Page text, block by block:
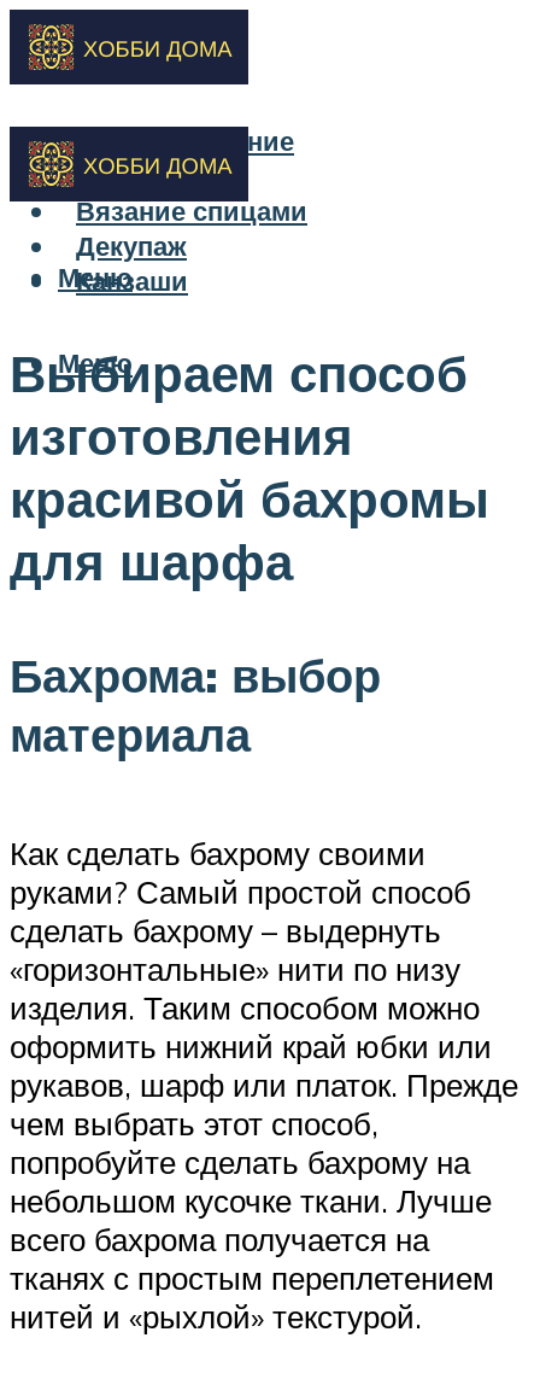
Бисероплетение
Вышивка
Вязание спицами
Декупаж
Канзаши
Меню
Меню
Выбираем способ
изготовления
красивой бахромы
для шарфа
Бахрома: выбор
материала
Как сделать бахрому своими
руками? Самый простой способ
сделать бахрому – выдернуть
«горизонтальные» нити по низу
изделия. Таким способом можно
оформить нижний край юбки или
рукавов, шарф или платок. Прежде
чем выбрать этот способ,
попробуйте сделать бахрому на
небольшом кусочке ткани. Лучше
всего бахрома получается на
тканях с простым переплетением
нитей и «рыхлой» текстурой.